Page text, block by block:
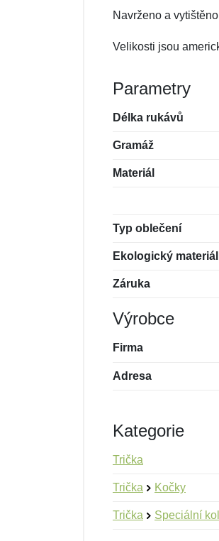
Navrženo a
Velikosti jsou
Parametry
Délka rukávů
Gramáž
Materiál
Typ oblečení
Ekologický materiál
Záruka
Výrobce
Firma
Adresa
Kategorie
Trička
Trička Kočky
Trička Speciální